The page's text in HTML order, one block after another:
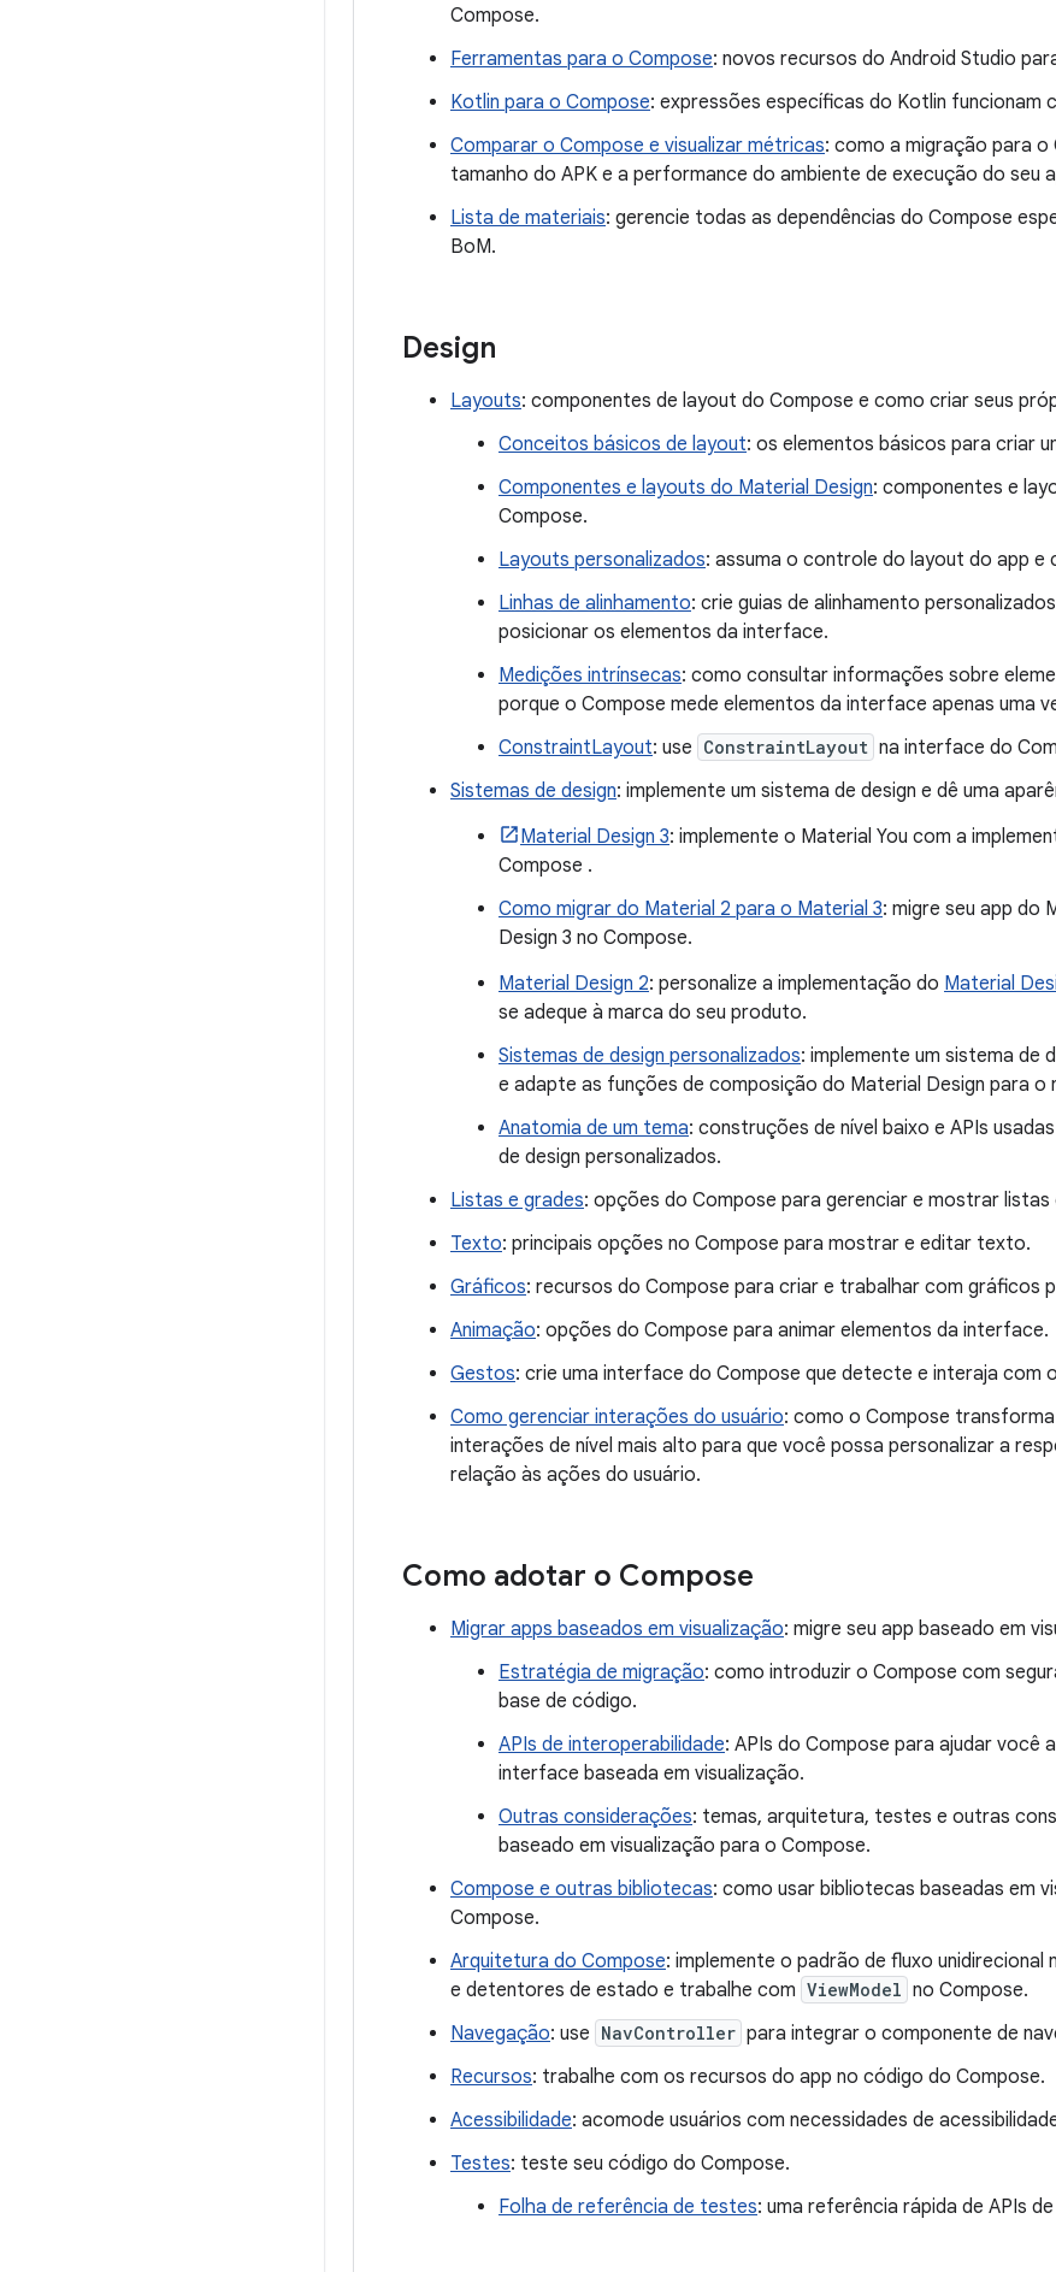
Compose.
Ferramentas para o Compose: novos recursos do Android Studio
Kotlin para o Compose: expressões específicas do Kotlin funcionam
Comparar o Compose e visualizar métricas: como a migração para
tamanho do APK e a performance do ambiente de execução do seu
Lista de materiais: gerencie todas as dependências do Compose
BoM.
Design
Layouts: componentes de layout do Compose e como criar seus
Conceitos básicos de layout: os elementos básicos para criar
Componentes e layouts do Material Design: componentes e
Compose.
Layouts personalizados: assuma o controle do layout do app e
Linhas de alinhamento: crie guias de alinhamento
posicionar os elementos da interface.
Medições intrínsecas: como consultar informações sobre
porque o Compose mede elementos da interface apenas uma
ConstraintLayout: use ConstraintLayout na interface do
Sistemas de design: implemente um sistema de design e dê uma
Material Design 3: implemente o Material You com a
Compose .
Como migrar do Material 2 para o Material 3: migre seu app do
Design 3 no Compose.
Material Design 2: personalize a implementação do Material
se adeque à marca do seu produto.
Sistemas de design personalizados: implemente um sistema de
e adapte as funções de composição do Material Design para o
Anatomia de um tema: construções de nível baixo e APIs
de design personalizados.
Listas e grades: opções do Compose para gerenciar e mostrar listas
Texto: principais opções no Compose para mostrar e editar texto.
Gráficos: recursos do Compose para criar e trabalhar com gráficos
Animação: opções do Compose para animar elementos da interface.
Gestos: crie uma interface do Compose que detecte e interaja com
Como gerenciar interações do usuário: como o Compose
interações de nível mais alto para que você possa personalizar a
relação às ações do usuário.
Como adotar o Compose
Migrar apps baseados em visualização: migre seu app baseado em
Estratégia de migração: como introduzir o Compose com
base de código.
APIs de interoperabilidade: APIs do Compose para ajudar você
interface baseada em visualização.
Outras considerações: temas, arquitetura, testes e outras
baseado em visualização para o Compose.
Compose e outras bibliotecas: como usar bibliotecas baseadas em
Compose.
Arquitetura do Compose: implemente o padrão de fluxo
e detentores de estado e trabalhe com ViewModel no Compose.
Navegação: use NavController para integrar o componente de
Recursos: trabalhe com os recursos do app no código do Compose.
Acessibilidade: acomode usuários com necessidades de
Testes: teste seu código do Compose.
Folha de referência de testes: uma referência rápida de APIs